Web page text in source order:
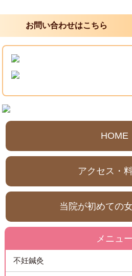
お問い合わせはこちら
HOME
アクセス・
当院が初めての
メニュー
不妊鍼灸